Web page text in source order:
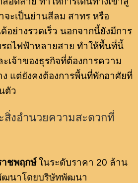
จะเป็นย่านสีลม สาทร หรือ
อย่างรวดเร็ว นอกจากนี้ยังมีการ
รถไฟฟ้าหลายสาย ทำให้พื้นที่นี้
เจ้าของธุรกิจที่ต้องการความ
ง แต่ยังคงต้องการพื้นที่พักอาศัยที่
ตัว
งอำนวยความสะดวกที่
าชพฤกษ์ในระดับราคา 20 ล้าน
ฒนาโดยบริษัทพัฒนา